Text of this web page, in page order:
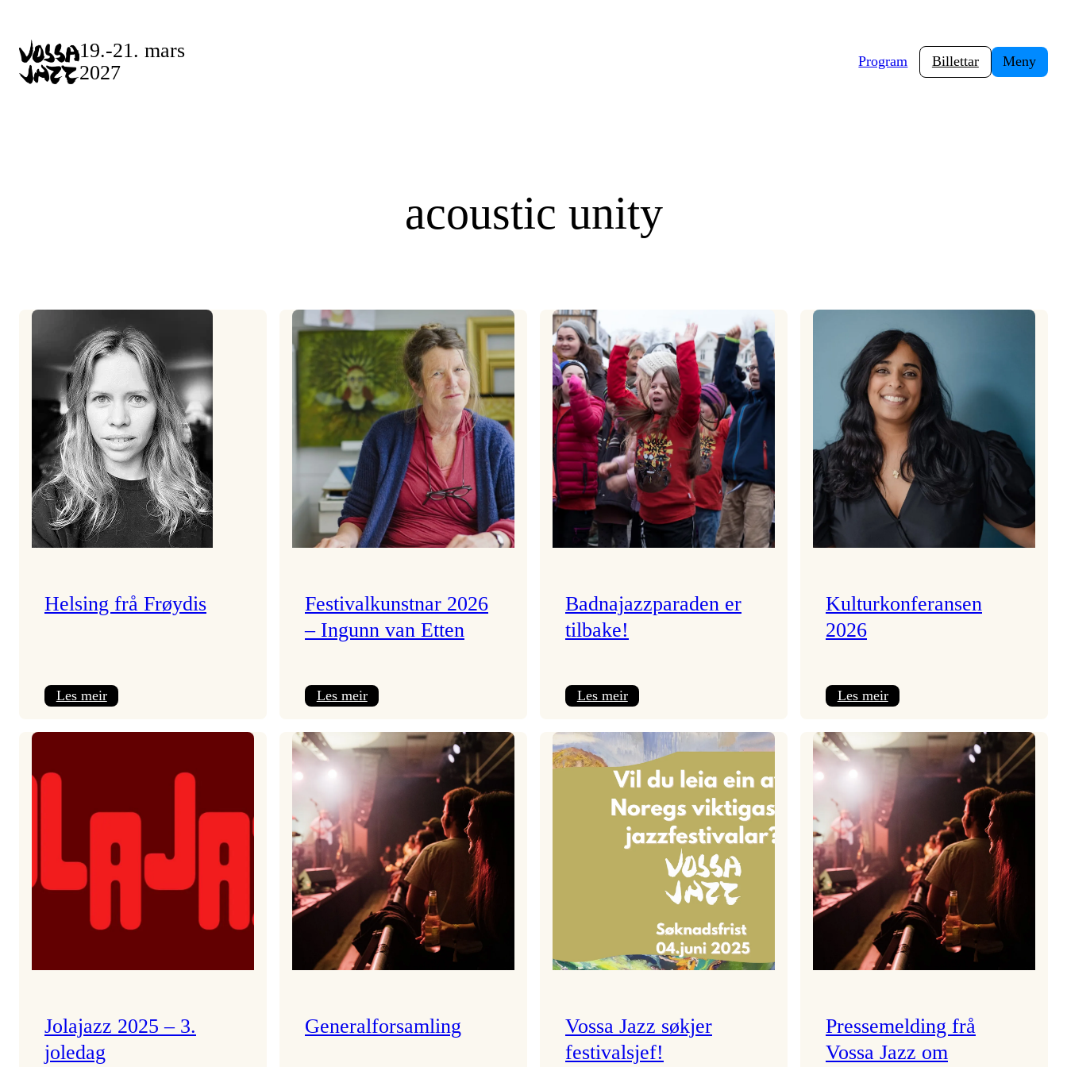
content
19.-21. mars
2027
Program Billettar Meny
acoustic unity
Helsing frå Frøydis
Les meir:
Festivalkunstnar 2026
– Ingunn van Etten
Les meir:
2026
–
Ingunn van Etten
Badnajazzparaden er
tilbake!
Les meir:
er
tilbake!
Kulturkonferansen
2026
Les meir:
2026
Jolajazz 2025 – 3.
joledag
Generalforsamling
Vossa Jazz søkjer
festivalsjef!
Pressemelding frå
Vossa Jazz om